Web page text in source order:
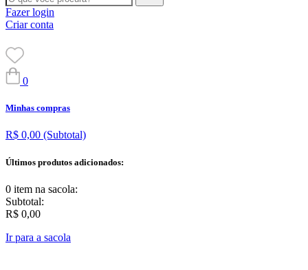
Fazer login
Criar conta
0
Minhas compras
R$ 0,00 (Subtotal)
Últimos produtos adicionados:
0 item na sacola:
Subtotal:
R$ 0,00
Ir para a sacola